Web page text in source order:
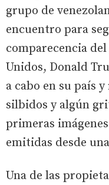
grupo de
encuentro para
comparecencia
Unidos, Donald
a cabo en su país
silbidos y algún
primeras
emitidas desde
Una de las